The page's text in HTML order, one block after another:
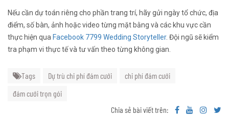
Nếu cần dự toán riêng cho phần trang trí, hãy gửi ngày tổ chức, địa
điểm, số bàn, ảnh hoặc video từng mặt bằng và các khu vực cần
thực hiện qua Facebook 7799 Wedding Storyteller. Đội ngũ sẽ kiểm
tra phạm vi thực tế và tư vấn theo từng không gian.
Tags Dự trù chi phí đám cưới
chi phí đám cưới
đám cưới trọn gói
Chia sẻ bài viết trên: